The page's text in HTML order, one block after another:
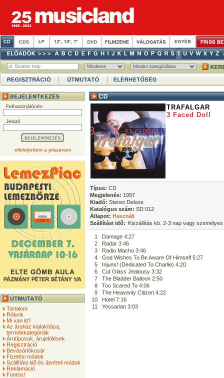
Felhasználónév
Jelszó
elfelejtettem a jelszavam
Tartalom
Rólunk
Mi van itt?
Az áruház kialakítása,
termékkategóriák
Árutípusok, árujelölések
Regisztráció
Bevásárlókosár
Fizetési módok
Szállítási idő és átvételi módok
Reklamáció
Fontos!
TRAFALGAR
3 Faced Doll
Típus: CD
Megjelenés: 1997
Kiadó: Stereo Deluxe
Katalógus szám: SD 012
Állapot: Használt
Szállítási idő: Kiszállítás kb. 2-3 nap vagy
1
Damage 4:27
2
Radar 3:46
3
Radio Macho 3:46
4
God Wishes To Be Aware Of Himself 5:27
5
Injuns! (Dedicated To Charlie) 4:20
6
Cut Glass Jealousy 3:32
7
The Bladder Balloon 2:50
8
Too Scared To 4:06
9
The Heavenly Citizen 4:22
10
Hotel 7:16
11
Yossarian 3:03